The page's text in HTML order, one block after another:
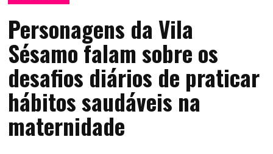
Personagens da Vila
Sésamo falam sobre os
desafios diários de praticar
hábitos saudáveis na
maternidade